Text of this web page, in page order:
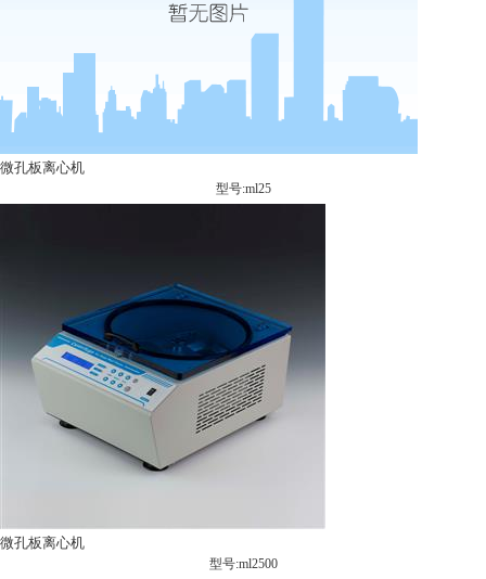
微孔板离心机
型号:ml25
微孔板离心机
型号:ml2500